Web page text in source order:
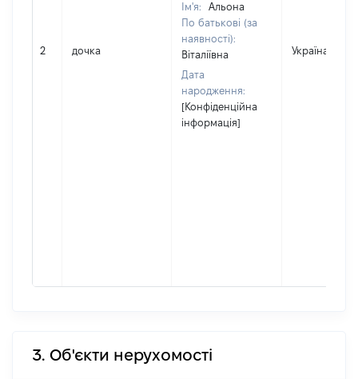
2 дочка
Ім'я:
Альона
По батькові (за
наявності):
Віталіївна
Дата
народження:
[Конфіденційна
інформація]
Україна
3. Об'єкти нерухомості